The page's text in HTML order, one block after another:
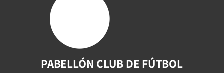
PABELLÓN CLUB DE FÚTBOL